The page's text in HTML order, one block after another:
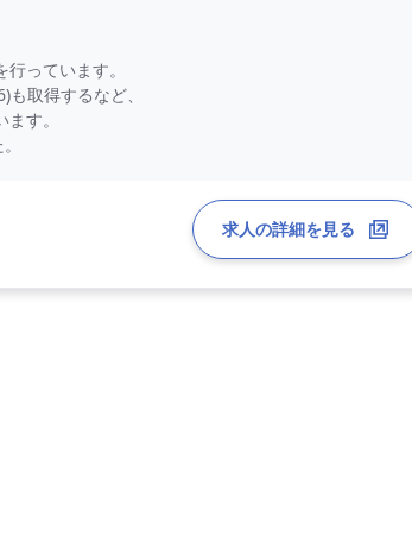
っています。
取得するなど、
す。
求人の詳細を見る